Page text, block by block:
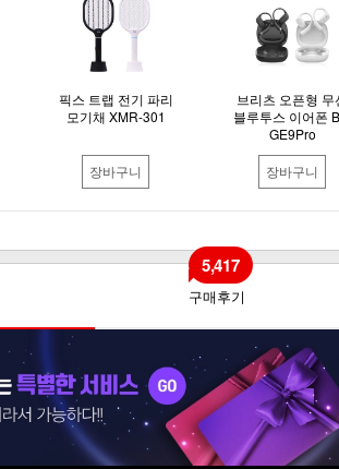
픽스 트랩 전기 파리
모기채 XMR-301
장바구니
브리츠 오픈형 무
블루투스 이어폰
GE9Pro
장바구니
구매후기
5,417